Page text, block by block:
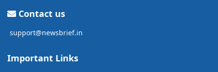
Contact us
support@newsbrief.in
Important Links